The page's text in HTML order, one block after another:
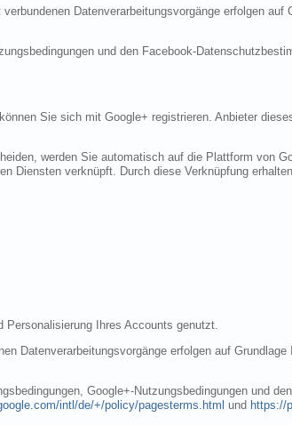
Datenverarbeitungsvorgänge erfolgen
und den Facebook-
Sie sich mit Google+ registrieren. Anbieter
werden Sie automatisch auf die Plattform von
Diensten verknüpft. Durch diese Verknüpfung
Personalisierung Ihres Accounts genutzt.
Datenverarbeitungsvorgänge erfolgen auf
Google+-Nutzungsbedingungen und
intl/de/+/policy/pagesterms.html und https://